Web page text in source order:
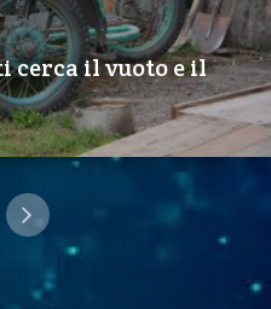
cerca il vuoto e il